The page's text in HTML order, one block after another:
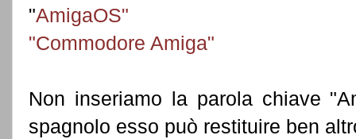
"AmigaOS"
"Commodore Amiga"
Non inseriamo la parola chiave
spagnolo esso può restituire ben